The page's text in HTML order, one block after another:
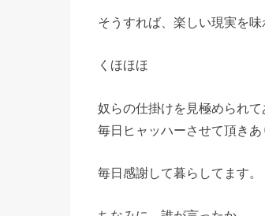
そうすれば、楽しい現実を味
くほほほ
奴らの仕掛けを見極められて
毎日ヒャッハーさせて頂きあ
毎日感謝して暮らしてます。